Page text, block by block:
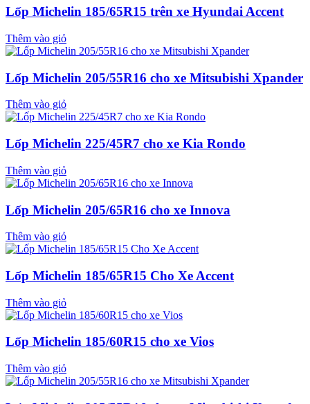
Lốp Michelin 185/65R15 trên xe Hyundai Accent
Thêm vào giỏ
Lốp Michelin 205/55R16 cho xe Mitsubishi Xpander
Thêm vào giỏ
Lốp Michelin 225/45R7 cho xe Kia Rondo
Thêm vào giỏ
Lốp Michelin 205/65R16 cho xe Innova
Thêm vào giỏ
Lốp Michelin 185/65R15 Cho Xe Accent
Thêm vào giỏ
Lốp Michelin 185/60R15 cho xe Vios
Thêm vào giỏ